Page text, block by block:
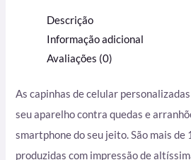
Descrição
Informação adicional
Avaliações (0)
As capinhas de celular
seu aparelho contra quedas e
smartphone do seu jeito. São mais de
produzidas com impressão de